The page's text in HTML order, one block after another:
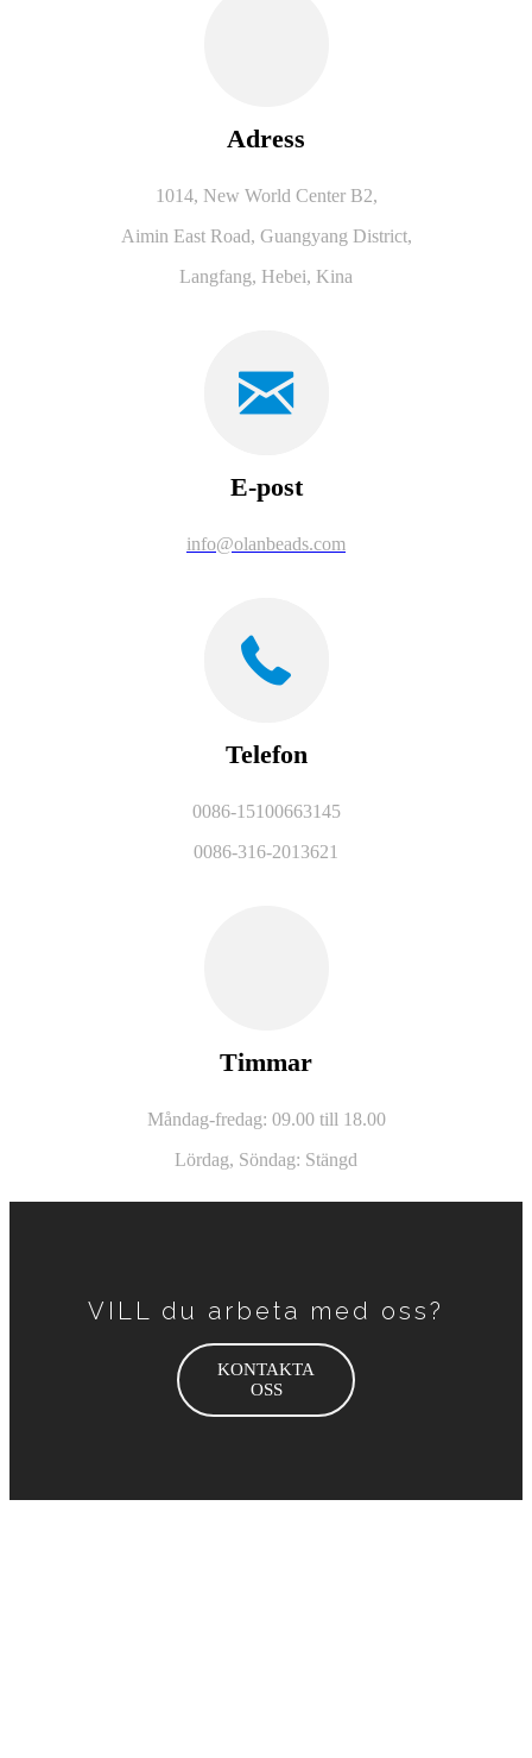
Adress
1014, New World Center B2,
Aimin East Road, Guangyang District,
Langfang, Hebei, Kina
E-post
info@olanbeads.com
Telefon
0086-15100663145
0086-316-2013621
Timmar
Måndag-fredag: 09.00 till 18.00
Lördag, Söndag: Stängd
VILL du arbeta med oss?
KONTAKTA
OSS